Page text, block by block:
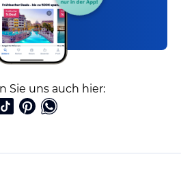
Sie uns auch hier: